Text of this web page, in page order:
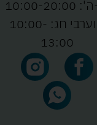
20:00
ו' וערבי חג: 10:00-
13:00